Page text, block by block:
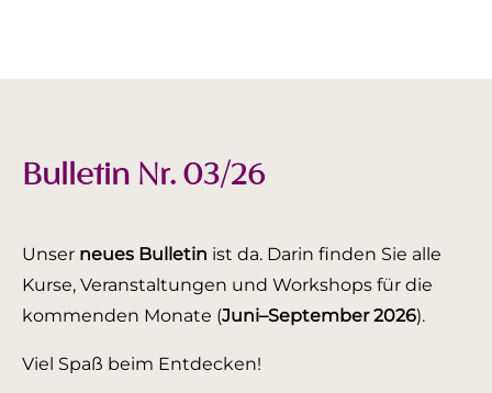
Bulletin Nr. 03/26
Unser neues Bulletin ist da. Darin finden Sie alle
Kurse, Veranstaltungen und Workshops für die
kommenden Monate (Juni–September 2026).
Viel Spaß beim Entdecken!